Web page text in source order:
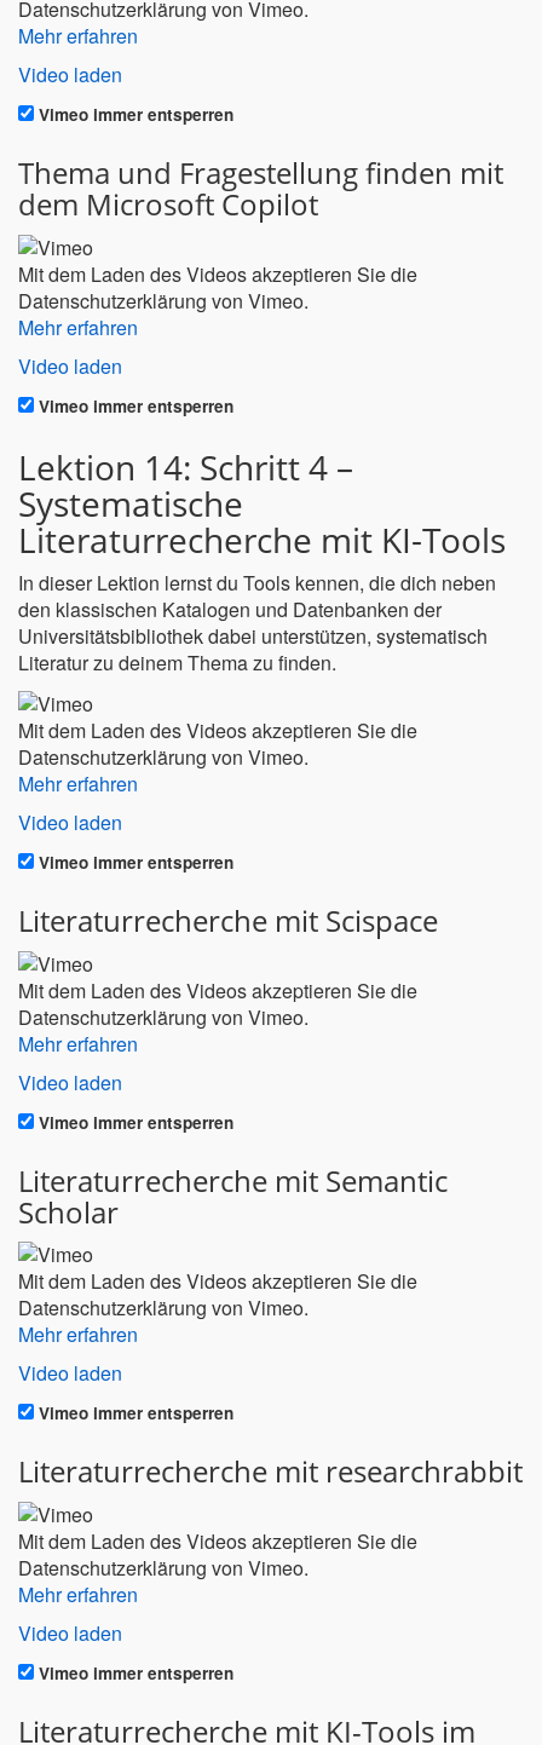
Datenschutzerklärung von Vimeo.
Mehr erfahren
Video laden
Vimeo immer entsperren
Thema und Fragestellung finden mit
dem Microsoft Copilot
Mit dem Laden des Videos akzeptieren Sie die
Datenschutzerklärung von Vimeo.
Mehr erfahren
Video laden
Vimeo immer entsperren
Lektion 14: Schritt 4 –
Systematische
Literaturrecherche mit KI-Tools
In dieser Lektion lernst du Tools kennen, die dich neben
den klassischen Katalogen und Datenbanken der
Universitätsbibliothek dabei unterstützen, systematisch
Literatur zu deinem Thema zu finden.
Mit dem Laden des Videos akzeptieren Sie die
Datenschutzerklärung von Vimeo.
Mehr erfahren
Video laden
Vimeo immer entsperren
Literaturrecherche mit Scispace
Mit dem Laden des Videos akzeptieren Sie die
Datenschutzerklärung von Vimeo.
Mehr erfahren
Video laden
Vimeo immer entsperren
Literaturrecherche mit Semantic
Scholar
Mit dem Laden des Videos akzeptieren Sie die
Datenschutzerklärung von Vimeo.
Mehr erfahren
Video laden
Vimeo immer entsperren
Literaturrecherche mit researchrabbit
Mit dem Laden des Videos akzeptieren Sie die
Datenschutzerklärung von Vimeo.
Mehr erfahren
Video laden
Vimeo immer entsperren
Literaturrecherche mit KI-Tools im